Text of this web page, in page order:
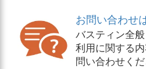
お問い合わせ
バスティン全
利用に関する
問い合わせくだ